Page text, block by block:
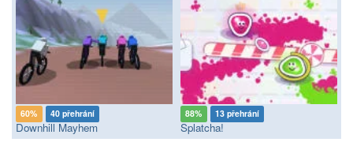
60% 40 přehrání
Downhill Mayhem
88% 13 přehrání
Splatcha!